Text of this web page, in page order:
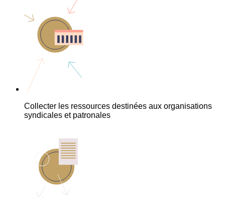
Collecter les ressources destinées aux organisations
syndicales et patronales